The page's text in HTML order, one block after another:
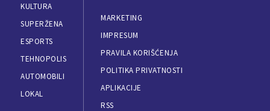
KULTURA
SUPERŽENA
ESPORTS
TEHNOPOLIS
AUTOMOBILI
LOKAL
MARKETING
IMPRESUM
PRAVILA KORIŠĆENJA
POLITIKA PRIVATNOSTI
APLIKACIJE
RSS